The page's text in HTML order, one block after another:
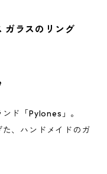
ラスのリング
ド「Pylones」。
、ハンドメイドのガ